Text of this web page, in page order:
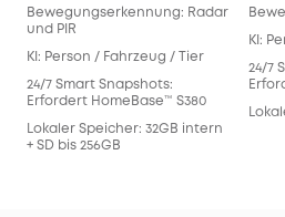
Bewegungserkennung: Radar
und PIR
KI: Person / Fahrzeug / Tier
24/7 Smart Snapshots:
Erfordert HomeBase™ S380
Lokaler Speicher: 32GB intern
+ SD bis 256GB
KI:
24/7